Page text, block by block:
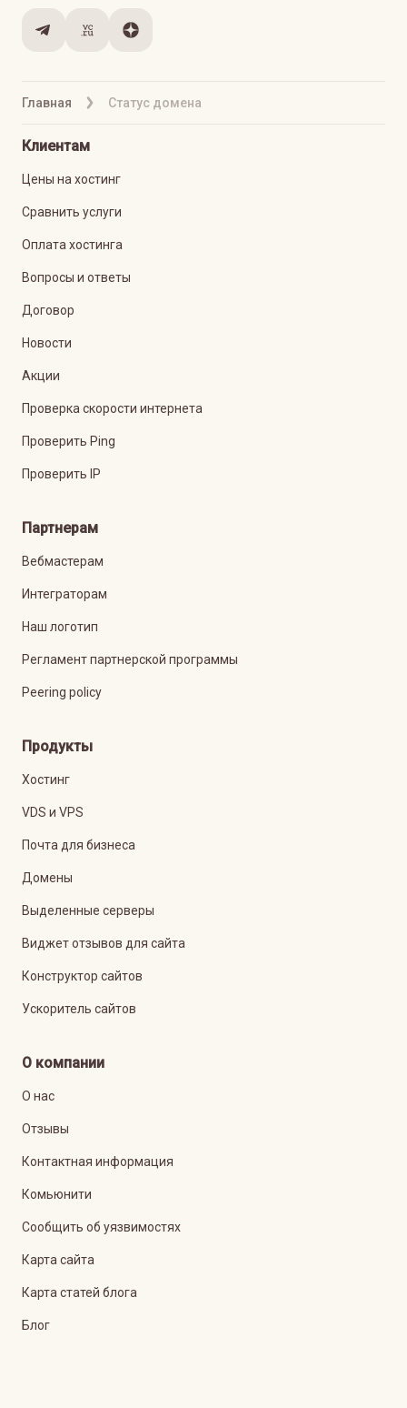
Главная Статус домена
Клиентам
Цены на хостинг
Сравнить услуги
Оплата хостинга
Вопросы и ответы
Договор
Новости
Акции
Проверка скорости интернета
Проверить Ping
Проверить IP
Партнерам
Вебмастерам
Интеграторам
Наш логотип
Регламент партнерской программы
Peering policy
Продукты
Хостинг
VDS и VPS
Почта для бизнеса
Домены
Выделенные серверы
Виджет отзывов для сайта
Конструктор сайтов
Ускоритель сайтов
О компании
О нас
Отзывы
Контактная информация
Комьюнити
Сообщить об уязвимостях
Карта сайта
Карта статей блога
Блог